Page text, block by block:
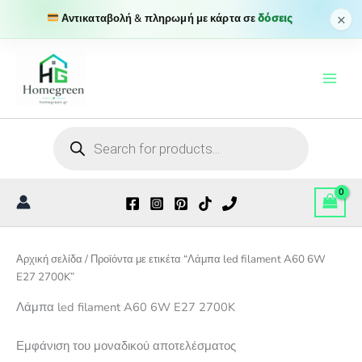
Αντικαταβολή & πληρωμή με κάρτα σεδόσεις ×
περιεχόμενο
search
Αρχική σελίδα / Προϊόντα με ετικέτα “Λάμπα led filament A60 6W
E27 2700K”
Λάμπα led filament A60 6W E27 2700K
Εμφάνιση του μοναδικού αποτελέσματος